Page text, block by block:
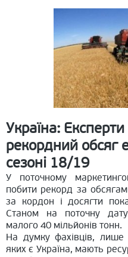
Україна:
рекордний обсяг
сезоні 18/19
У поточному
побити рекорд за
за кордон і досягти
Станом на поточну
малого 40 мільйонів тонн.
На думку фахівців, лише
яких є Україна, мають